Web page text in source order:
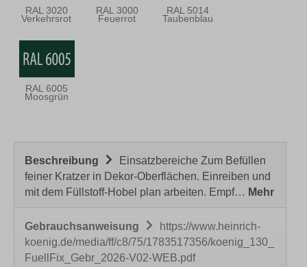
RAL 3020
Verkehrsrot
RAL 3000
Feuerrot
RAL 5014
Taubenblau
RAL 6005
Moosgrün
Beschreibung
Einsatzbereiche Zum Befüllen
feiner Kratzer in Dekor-Oberflächen. Einreiben und
mit dem Füllstoff-Hobel plan arbeiten. Empf… Mehr
Gebrauchsanweisung
https://www.heinrich-
koenig.de/media/ff/c8/75/1783517356/koenig_130_
FuellFix_Gebr_2026-V02-WEB.pdf